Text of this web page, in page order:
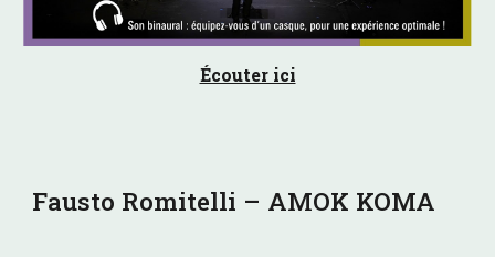
Écouter ici
Fausto Romitelli – AMOK KOMA